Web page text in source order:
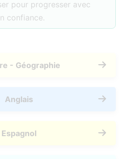
pour progresser avec
confiance.
- Géographie
Anglais
Espagnol